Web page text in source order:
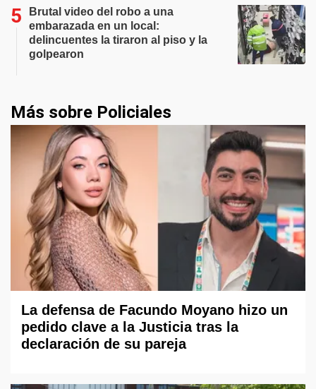
Brutal video del robo a una
embarazada en un local:
delincuentes la tiraron al piso y la
golpearon
Más sobre Policiales
La defensa de Facundo Moyano hizo un
pedido clave a la Justicia tras la
declaración de su pareja